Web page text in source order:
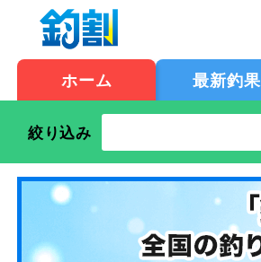
ホーム 最新釣果
絞り込み